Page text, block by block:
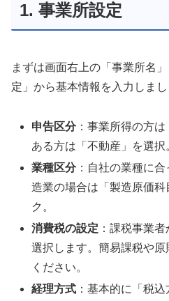
1. 事業所設定
まずは画面右上の「事業所名
定」から基本情報を入力しまし
申告区分：事業所得の方
ある方は「不動産」を選択
業種区分：自社の業種に
造業の場合は「製造原価
ク。
消費税の設定 ：課税事業
選択します。簡易課税や
ください。
経理方式 ：基本的に「税